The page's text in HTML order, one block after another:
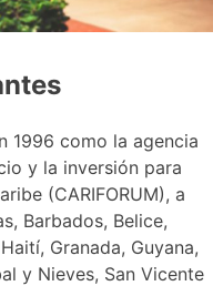
1996 como la agencia
y la inversión para
(CARIFORUM), a
Barbados, Belice,
Granada, Guyana,
y Nieves, San Vicente